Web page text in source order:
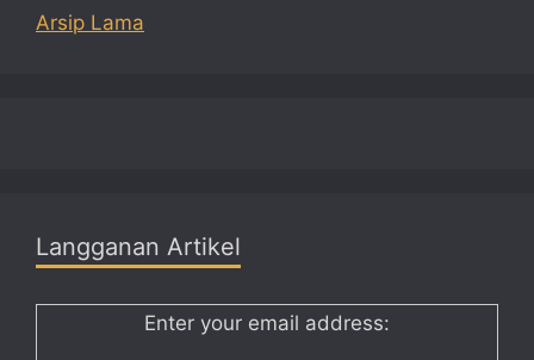
Arsip Lama
Langganan Artikel
Enter your email address: